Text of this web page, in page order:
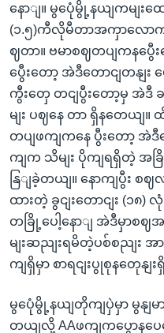
နောျ။ မွပေုံမွို့နယျကမျးထ
(၁.၅)ကီလိုမီတာအကှာလောကျ
ဈတာ။ ဗမာစဈတပျကနပွေီး
ပွေီးတော့ အဲဒီတောငျတနျ
ကွီးတှေ တငျပွီးတော့မှ အဲဒီ
မျး ပဈနေ တာ ရှိနတေယျ
တပျဖကျကနေ ပွီးတော့ အဲဒီ
ကျက သိမျး ပိုကျရရှိတဲ့ အခြိ
နြျခဲ့တယျ။ နောကျပွီး
ထားတဲ့ ခွငျးတောငျး (၁၈
တခြို့ပေါ့နောျ အဲဒီမှာစဈ
မျးဆညျးရမိတဲ့ပစ်စညျး
ကျရှိမှာ စာရငျးပွုစုနတေုနျ
မွပေုံမွို့နယျတိုကျပှဲမှာ မွနျမ
တယျလို့ AAဖကျကပွောနပေ